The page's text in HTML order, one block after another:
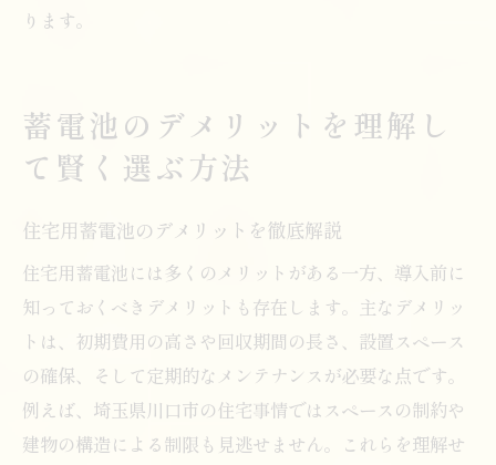
ります。
蓄電池のデメリットを理解し
て賢く選ぶ方法
住宅用蓄電池のデメリットを徹底解説
住宅用蓄電池には多くのメリットがある一方、導入前に
知っておくべきデメリットも存在します。主なデメリッ
トは、初期費用の高さや回収期間の長さ、設置スペース
の確保、そして定期的なメンテナンスが必要な点です。
例えば、埼玉県川口市の住宅事情ではスペースの制約や
建物の構造による制限も見逃せません。これらを理解せ